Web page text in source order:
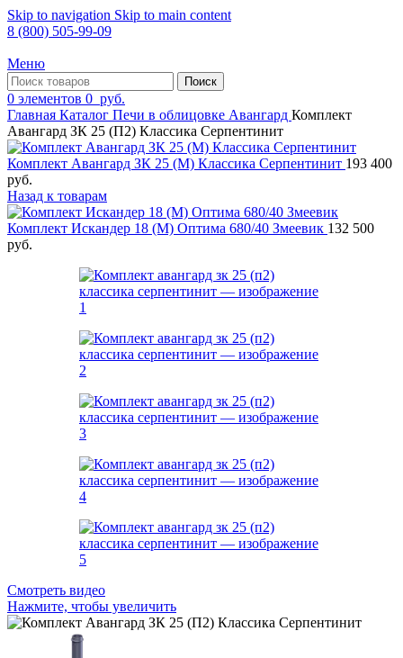
Skip to navigation Skip to main content
8 (800) 505-99-09
Меню
Поиск
0 элементов 0 руб.
Главная Каталог Печи в облицовке Авангард Комплект
Авангард ЗК 25 (П2) Классика Серпентинит
Комплект Авангард ЗК 25 (М) Классика Серпентинит 193 400
руб.
Назад к товарам
Комплект Искандер 18 (М) Оптима 680/40 Змеевик 132 500
руб.
Смотреть видео
Нажмите, чтобы увеличить